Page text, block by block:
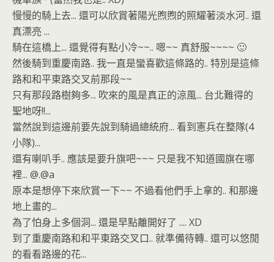
慢慢的騎上去... 還可以欣賞著陽光煦煦的照耀著淡水河.. 還
真漂亮 ...
騎在這橋上... 還覺得有點小冷~~.. 嗯~~ 真舒服~~~~ 🙂
然後騎到重慶南路.. 我一直是蠻喜歡這條路的.. 特別是這條
路和和平東路交叉前那段~~
只有那段路樹夠多... 吹來的風是真正的涼風... 台北難得的
聖地呀!!...
當然說到這邊前要先說到騎過總統府... 看到憲兵在整隊(4
小隊)...
還有喇叭手.. 應該是要升旗吧~~~ 只是我不知道國旗在哪
裡... @.@a
原本是想停下來欣賞一下~~ 不過看他們手上拿的.. 和那邊
地上畫的...
為了怕身上多個洞... 還是早點離開好了 .... XD
到了重慶南路和和平東路交叉口.. 就準備待轉.. 還可以悠閒
的看看路邊的花...